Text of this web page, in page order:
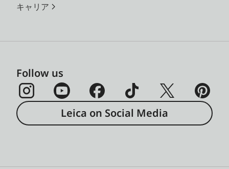
キャリア
Follow us
Leica on Social Media